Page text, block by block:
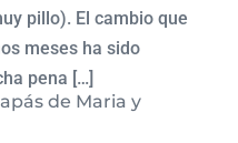
pillo). El cambio que
meses ha sido
pena […]
de Maria y